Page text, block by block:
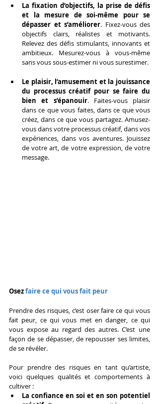
La fixation d’objectifs, la prise de défis
et la mesure de soi-même pour se
dépasser et s’améliorer. Fixez-vous des
objectifs clairs, réalistes et motivants.
Relevez des défis stimulants, innovants et
ambitieux. Mesurez-vous à vous-même
sans vous sous-estimer ni vous surestimer.
Le plaisir, l’amusement et la jouissance
du processus créatif pour se faire du
bien et s’épanouir. Faites-vous plaisir
dans ce que vous faites, dans ce que vous
créez, dans ce que vous partagez. Amusez-
vous dans votre processus créatif, dans vos
expériences, dans vos aventures. Jouissez
de votre art, de votre expression, de votre
message.
Osez faire ce qui vous fait peur
Prendre des risques, c’est oser faire ce qui vous
fait peur, ce qui vous met en danger, ce qui
vous expose au regard des autres. C’est une
façon de se dépasser, de repousser ses limites,
de se révéler.
Pour prendre des risques en tant qu’artiste,
voici quelques qualités et comportements à
cultiver :
La confiance en soi et en son potentiel